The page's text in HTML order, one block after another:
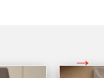
Vedi tutti gli articoli di